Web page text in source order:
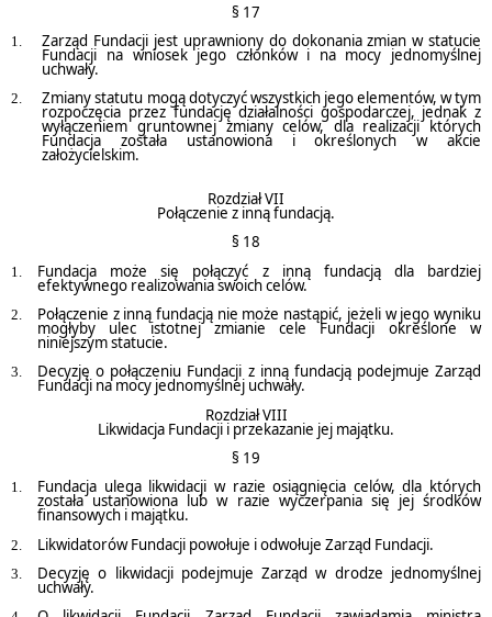
§ 17
Zarząd Fundacji jest uprawniony do dokonania zmian w statucie
Fundacji na wniosek jego członków i na mocy jednomyślnej
uchwały.
Zmiany statutu mogą dotyczyć wszystkich jego elementów, w tym
rozpoczęcia przez fundację działalności gospodarczej, jednak z
wyłączeniem gruntownej zmiany celów, dla realizacji których
Fundacja została ustanowiona i określonych w akcie
założycielskim.
Rozdział VII
Połączenie z inną fundacją.
§ 18
Fundacja może się połączyć z inną fundacją dla bardziej
efektywnego realizowania swoich celów.
Połączenie z inną fundacją nie może nastąpić, jeżeli w jego wyniku
mogłyby ulec istotnej zmianie cele Fundacji określone w
niniejszym statucie.
Decyzję o połączeniu Fundacji z inną fundacją podejmuje Zarząd
Fundacji na mocy jednomyślnej uchwały.
Rozdział VIII
Likwidacja Fundacji i przekazanie jej majątku.
§ 19
Fundacja ulega likwidacji w razie osiągnięcia celów, dla których
została ustanowiona lub w razie wyczerpania się jej środków
finansowych i majątku.
Likwidatorów Fundacji powołuje i odwołuje Zarząd Fundacji.
Decyzję o likwidacji podejmuje Zarząd w drodze jednomyślnej
uchwały.